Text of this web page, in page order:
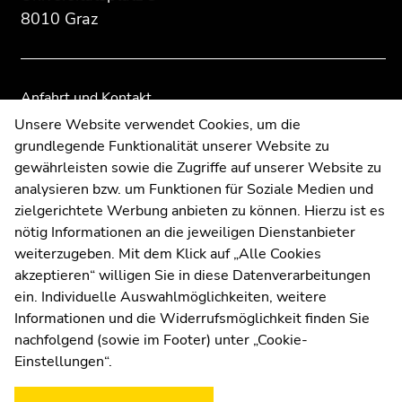
Zusatzinformationen:
8010 Graz
Anfahrt und Kontakt
Kommunikation und Öffentlichkeitsarbeit
Moodle
UNIGRAZonline
Impressum
Datenschutzerklärung
Cookie-Einstellungen
Barrierefreiheitserklärung
WetterstationUni Graz
Übersicht
Übersicht
Unsere Website verwendet Cookies, um die
grundlegende Funktionalität unserer Website zu
gewährleisten sowie die Zugriffe auf unserer Website zu
analysieren bzw. um Funktionen für Soziale Medien und
zielgerichtete Werbung anbieten zu können. Hierzu ist es
nötig Informationen an die jeweiligen Dienstanbieter
weiterzugeben. Mit dem Klick auf „Alle Cookies
akzeptieren“ willigen Sie in diese Datenverarbeitungen
ein. Individuelle Auswahlmöglichkeiten, weitere
Informationen und die Widerrufsmöglichkeit finden Sie
nachfolgend (sowie im Footer) unter „Cookie-
Einstellungen“.